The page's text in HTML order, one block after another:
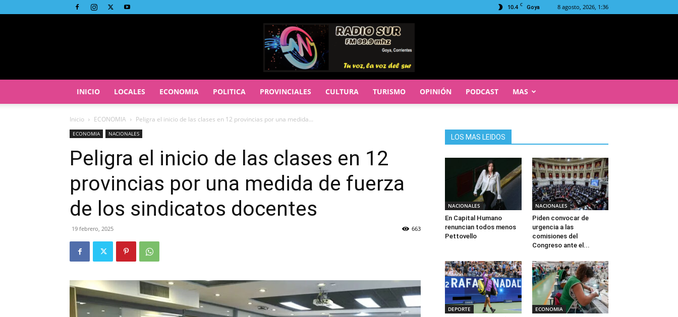
10.4 C Goya 8 agosto, 2026, 1:36
RADIO
INICIO LOCALES ECONOMIA POLITICA PROVINCIALES CULTURA TURISMO OPINIÓN PODCAST MAS
Inicio ECONOMIA Peligra el inicio de las clases en 12 provincias por una medida...
ECONOMIA NACIONALES
Peligra el inicio de las clases en 12
provincias por una medida de fuerza
de los sindicatos docentes
19 febrero, 2025 663
LOS MAS LEIDOS
NACIONALES
En Capital Humano
renuncian todos menos
Pettovello
NACIONALES
Piden convocar de
urgencia a las
comisiones del
Congreso ante el...
DEPORTE ECONOMIA